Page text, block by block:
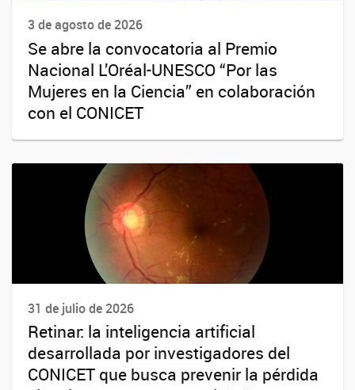
3 de agosto de 2026
Se abre la convocatoria al Premio
Nacional L’Oréal-UNESCO “Por las
Mujeres en la Ciencia” en colaboración
con el CONICET
31 de julio de 2026
Retinar: la inteligencia artificial
desarrollada por investigadores del
CONICET que busca prevenir la pérdida